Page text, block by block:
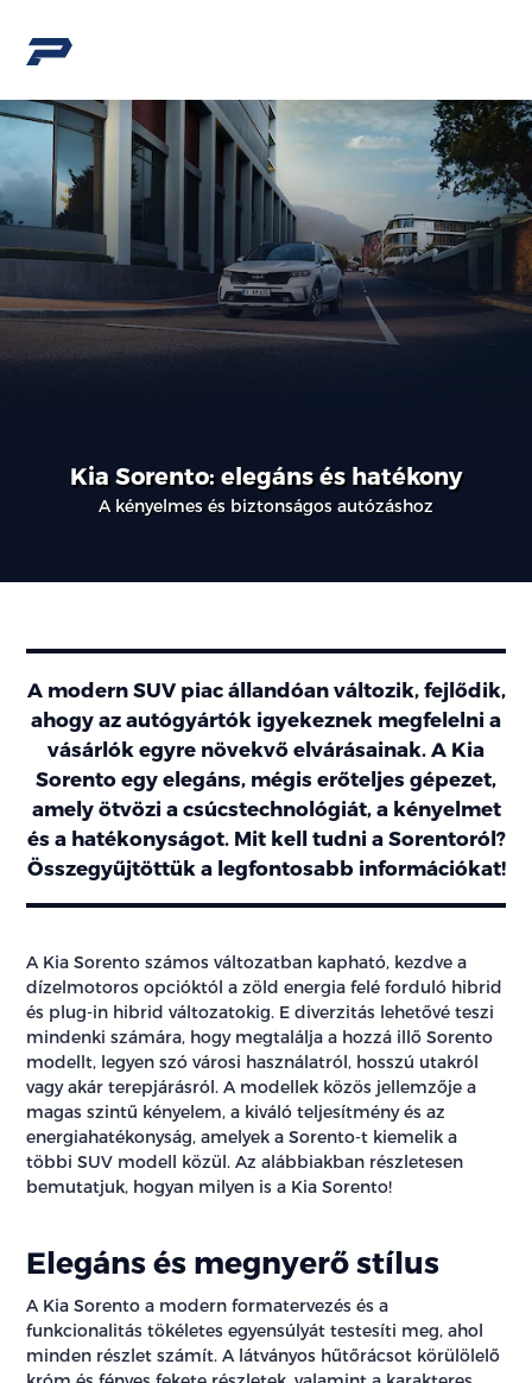
Kia Sorento: elegáns és hatékony
A kényelmes és biztonságos autózáshoz
A modern SUV piac állandóan változik, fejlődik,
ahogy az autógyártók igyekeznek megfelelni a
vásárlók egyre növekvő elvárásainak. A Kia
Sorento egy elegáns, mégis erőteljes gépezet,
amely ötvözi a csúcstechnológiát, a kényelmet
és a hatékonyságot. Mit kell tudni a Sorentoról?
Összegyűjtöttük a legfontosabb információkat!
A Kia Sorento számos változatban kapható, kezdve a
dízelmotoros opcióktól a zöld energia felé forduló hibrid
és plug-in hibrid változatokig. E diverzitás lehetővé teszi
mindenki számára, hogy megtalálja a hozzá illő Sorento
modellt, legyen szó városi használatról, hosszú utakról
vagy akár terepjárásról. A modellek közös jellemzője a
magas szintű kényelem, a kiváló teljesítmény és az
energiahatékonyság, amelyek a Sorento-t kiemelik a
többi SUV modell közül. Az alábbiakban részletesen
bemutatjuk, hogyan milyen is a Kia Sorento!
Elegáns és megnyerő stílus
A Kia Sorento a modern formatervezés és a
funkcionalitás tökéletes egyensúlyát testesíti meg, ahol
minden részlet számít. A látványos hűtőrácsot körülölelő